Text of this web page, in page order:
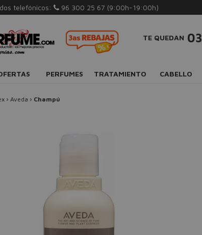
telefónicos: 96 300 25 67 (9:00h-19:00h)
TE QUEDAN 03
PERFUMES TRATAMIENTO CABELLO
› Aveda › Champú